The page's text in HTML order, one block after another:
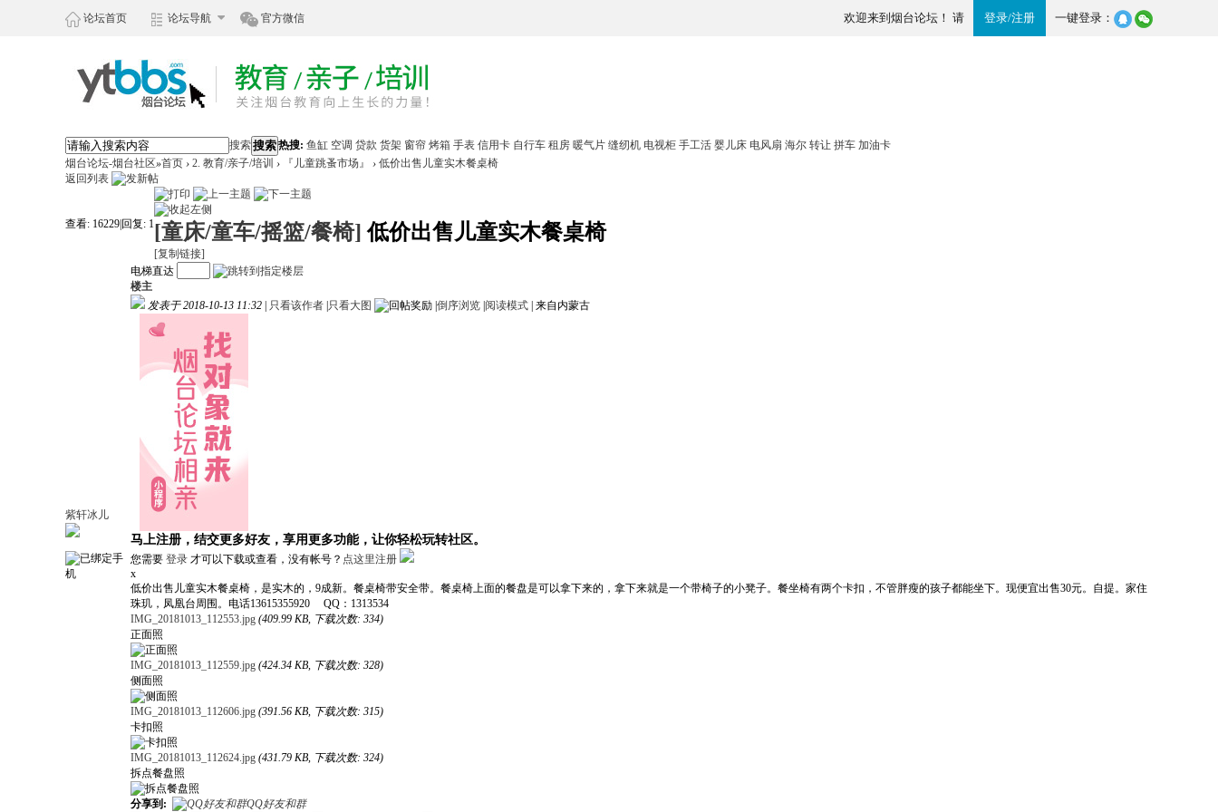
论坛首页 论坛导航 官方微信 欢迎来到烟台论坛！ 请 登录/注册 一键登录：
搜索搜索热搜: 鱼缸 空调 贷款 货架 窗帘 烤箱 手表 信用卡 自行车 租房 暖气片 缝纫机 电视柜 手工活 婴儿床 电风扇 海尔 转让 拼车 加油卡
烟台论坛-烟台社区»首页 › 2. 教育/亲子/培训 › 『儿童跳蚤市场』 › 低价出售儿童实木餐桌椅
返回列表
查看: 16229 回复: 1[童床/童车/摇篮/餐椅] 低价出售儿童实木餐桌椅
[复制链接]
紫轩冰儿
电梯直达
楼主
发表于 2018-10-13 11:32
只看该作者 只看大图 倒序浏览 阅读模式 来自内蒙古
马上注册，结交更多好友，享用更多功能，让你轻松玩转社区。
您需要 登录 才可以下载或查看，没有帐号？ 点这里注册
x
低价出售儿童实木餐桌椅，是实木的，9成新。餐桌椅带安全带。餐桌椅上面的餐盘是可以拿下来的，拿下来就是一个带椅子的小凳子。餐坐椅有两个卡扣，不管胖瘦的孩子都能坐下。现便宜出售30元。自提。家住
珠玑，凤凰台周围。电话13615355920 QQ：1313534
IMG_20181013_112553.jpg (409.99 KB, 下载次数: 334)
正面照
IMG_20181013_112559.jpg (424.34 KB, 下载次数: 328)
侧面照
IMG_20181013_112606.jpg (391.56 KB, 下载次数: 315)
卡扣照
IMG_20181013_112624.jpg (431.79 KB, 下载次数: 324)
拆点餐盘照
分享到:
QQ好友和群